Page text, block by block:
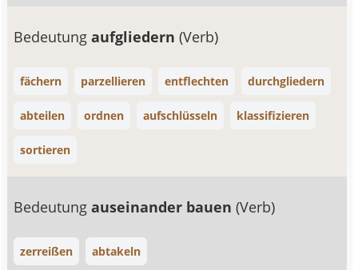
Bedeutungaufgliedern(Verb)
fächern parzellieren entflechten durchgliedern
abteilen ordnen aufschlüsseln klassifizieren
sortieren
Bedeutungauseinander bauen(Verb)
zerreißen abtakeln